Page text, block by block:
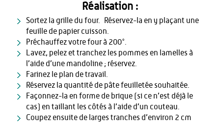
Réalisation :
Sortez la grille du four. Réservez-la en y plaçant une
feuille de papier cuisson.
Préchauffez votre four à 200°.
Lavez, pelez et tranchez les pommes en lamelles à
l’aide d’une mandoline ; réservez.
Farinez le plan de travail.
Réservez la quantité de pâte feuilletée souhaitée.
Façonnez-la en forme de brique (si ce n’est déjà le
cas) en taillant les côtés à l’aide d’un couteau.
Coupez ensuite de larges tranches d’environ 2 cm